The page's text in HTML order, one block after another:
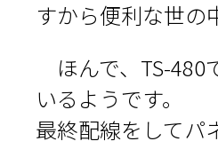
すから便利な世の
ほんで、TS-480
いるようです。
最終配線をしてパ